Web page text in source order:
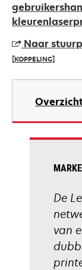
Naar
[KOPPELING]
opens
new
De
van